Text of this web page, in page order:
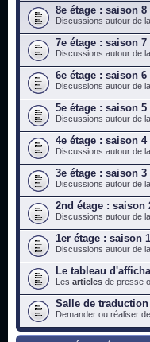
8e étage : saison 8
Discussions autour de
7e étage : saison 7
Discussions autour de
6e étage : saison 6
Discussions autour de la
5e étage : saison 5
Discussions autour de la
4e étage : saison 4
Discussions autour de la
3e étage : saison 3
Discussions autour de la
2nd étage : saison
Discussions autour de la
1er étage : saison 1
Discussions autour de la
Le tableau
Les articles de presse
Salle de traduction
Demander ou réaliser